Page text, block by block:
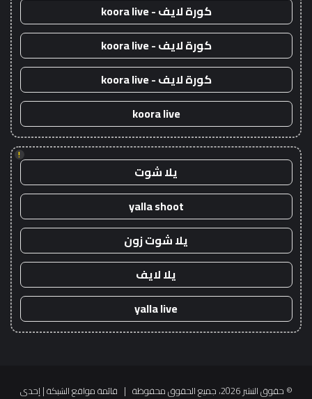
كورة لايف - koora live
كورة لايف - koora live
كورة لايف - koora live
koora live
!
يلا شوت
yalla shoot
يلا شوت زون
يلا لايف
yalla live
© حقوق النشر 2026، جميع الحقوق محفوظة | قائمة مواقع الشبكة| إحدى